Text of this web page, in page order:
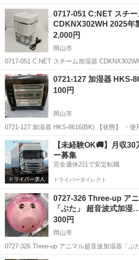
中！友達同士での応募OK！備品付きワンルー
社負担！生活支援物資事前対応可◎格安食堂利
♪《山口県山口市》 人気の工...
山口 山口市
0717-051 C:NET スチ
CDKNX302WH 2025年
2,000円
岡山市
0717-051 C:NET スチーム加湿器 CDKNX302WH 2025
・使用に伴う多少のスレ、キズ、落としきれ
・詳細は現地でご確認ください ・お値引きは出
岡山 岡山市 季節、空調家電
0721-127 加湿器 HKS-
100円
岡山市
0721-127 加湿器 HKS-8616(BK) 【状態】 ・使用に伴う多少のスレ、
キズ、落としきれない汚れなどございます ・
さい ・お値引きは出来かねますのでご了承願
岡山 岡山市 季節、空調家電
【未経験OK🚚】月収
ー募集
完全週休2日で安定転職
ドライバーダイレクト
0727-326 Three-up ア
「ぶた」 超音波式加湿
300円
岡山市
0727-326 Three-up アニマル超音波加湿器「ぶ
RCW-16BT 【状態】 ・使用に伴う多少のスレ、キズ、落としきれない